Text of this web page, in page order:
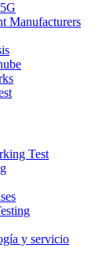
Manufacturers
Test
y servicio